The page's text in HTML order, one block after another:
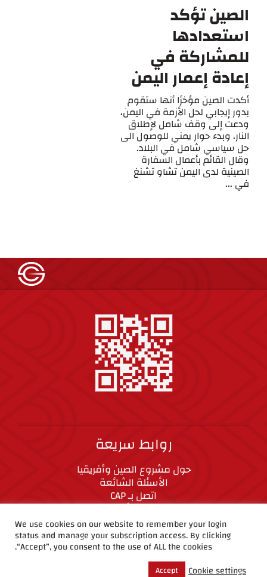
الصين تؤكد
استعدادها
للمشاركة في
إعادة إعمار اليمن
أكدت الصين مؤخرًا أنها ستقوم
بدور إيجابي لحل الأزمة في اليمن،
ودعت إلى وقف شامل لإطلاق
النار، وبدء حوار يمني للوصول الى
حل سياسي شامل في البلاد.
وقال القائم بأعمال السفارة
الصينية لدى اليمن تشاو تشنغ
في ...
روابط سريعة
حول مشروع الصين وأفريقيا
الأسئلة الشائعة
اتصل بـ CAP
المعايير الأخلاقية
We use cookies on our website to remember your login
status and manage your subscription access. By clicking
“Accept”, you consent to the use of ALL the cookies.
Cookie settings
Accept